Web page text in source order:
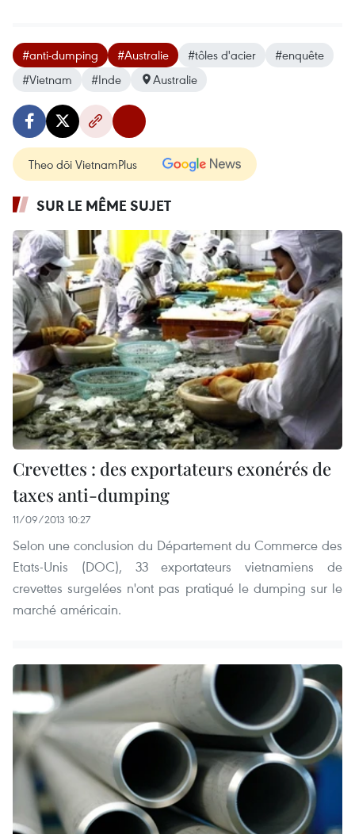
#anti-dumping #Australie #tôles d'acier
#enquête
#Vietnam
#Inde Australie
Theo dõi VietnamPlus
SUR LE MÊME SUJET
Crevettes : des exportateurs exonérés de
taxes anti-dumping
11/09/2013 10:27
Selon une conclusion du Département du Commerce des
Etats-Unis (DOC), 33 exportateurs vietnamiens de
crevettes surgelées n'ont pas pratiqué le dumping sur le
marché américain.